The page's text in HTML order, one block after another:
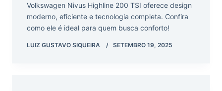
Volkswagen Nivus Highline 200 TSI oferece design
moderno, eficiente e tecnologia completa. Confira
como ele é ideal para quem busca conforto!
LUIZ GUSTAVO SIQUEIRA SETEMBRO 19, 2025